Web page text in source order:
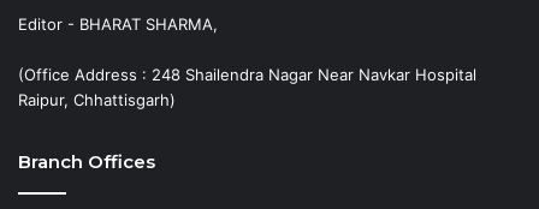
Editor - BHARAT SHARMA,
(Office Address : 248 Shailendra Nagar Near Navkar Hospital
Raipur, Chhattisgarh)
Branch Offices